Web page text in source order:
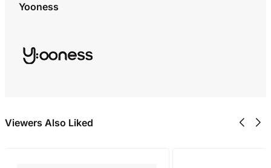
Yooness
Viewers Also Liked